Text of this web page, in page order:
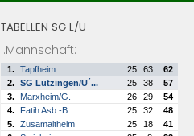
TABELLEN SG L/U
I.Mannschaft:
1. Tapfheim 25 63
62
2.
SG Lutzingen/U´... 25 38
57
3.
Marxheim/G. 26 29
54
4.
Fatih Asb.-B 25 32
48
5.
Zusamaltheim 25 18
41